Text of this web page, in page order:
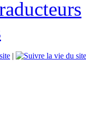
|